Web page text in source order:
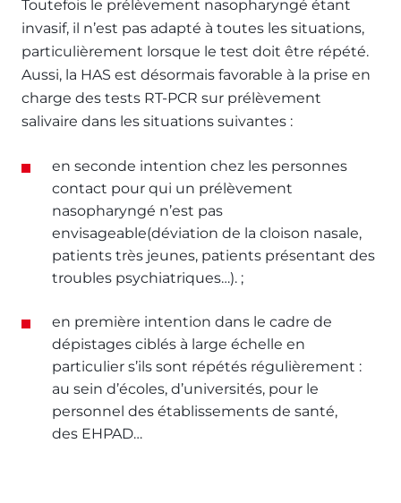
Toutefois le prélèvement nasopharyngé étant
invasif, il n’est pas adapté à toutes les situations,
particulièrement lorsque le test doit être répété.
Aussi, la HAS est désormais favorable à la prise en
charge des tests RT-PCR sur prélèvement
salivaire dans les situations suivantes :
en seconde intention chez les personnes
contact pour qui un prélèvement
nasopharyngé n’est pas
envisageable(déviation de la cloison nasale,
patients très jeunes, patients présentant des
troubles psychiatriques…). ;
en première intention dans le cadre de
dépistages ciblés à large échelle en
particulier s’ils sont répétés régulièrement :
au sein d’écoles, d’universités, pour le
personnel des établissements de santé,
des EHPAD…